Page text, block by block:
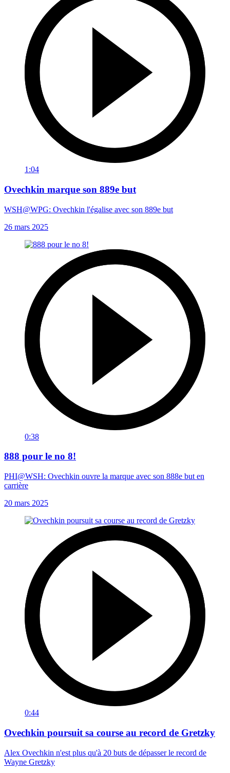
1:04
Ovechkin marque son 889e but
WSH@WPG: Ovechkin l'égalise avec son 889e but
26 mars 2025
0:38
888 pour le no 8!
PHI@WSH: Ovechkin ouvre la marque avec son 888e but en
carrière
20 mars 2025
0:44
Ovechkin poursuit sa course au record de Gretzky
Alex Ovechkin n'est plus qu'à 20 buts de dépasser le record de
Wayne Gretzky